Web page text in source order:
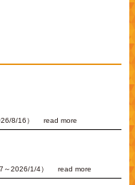
8/16） read more
2026/1/4） read more